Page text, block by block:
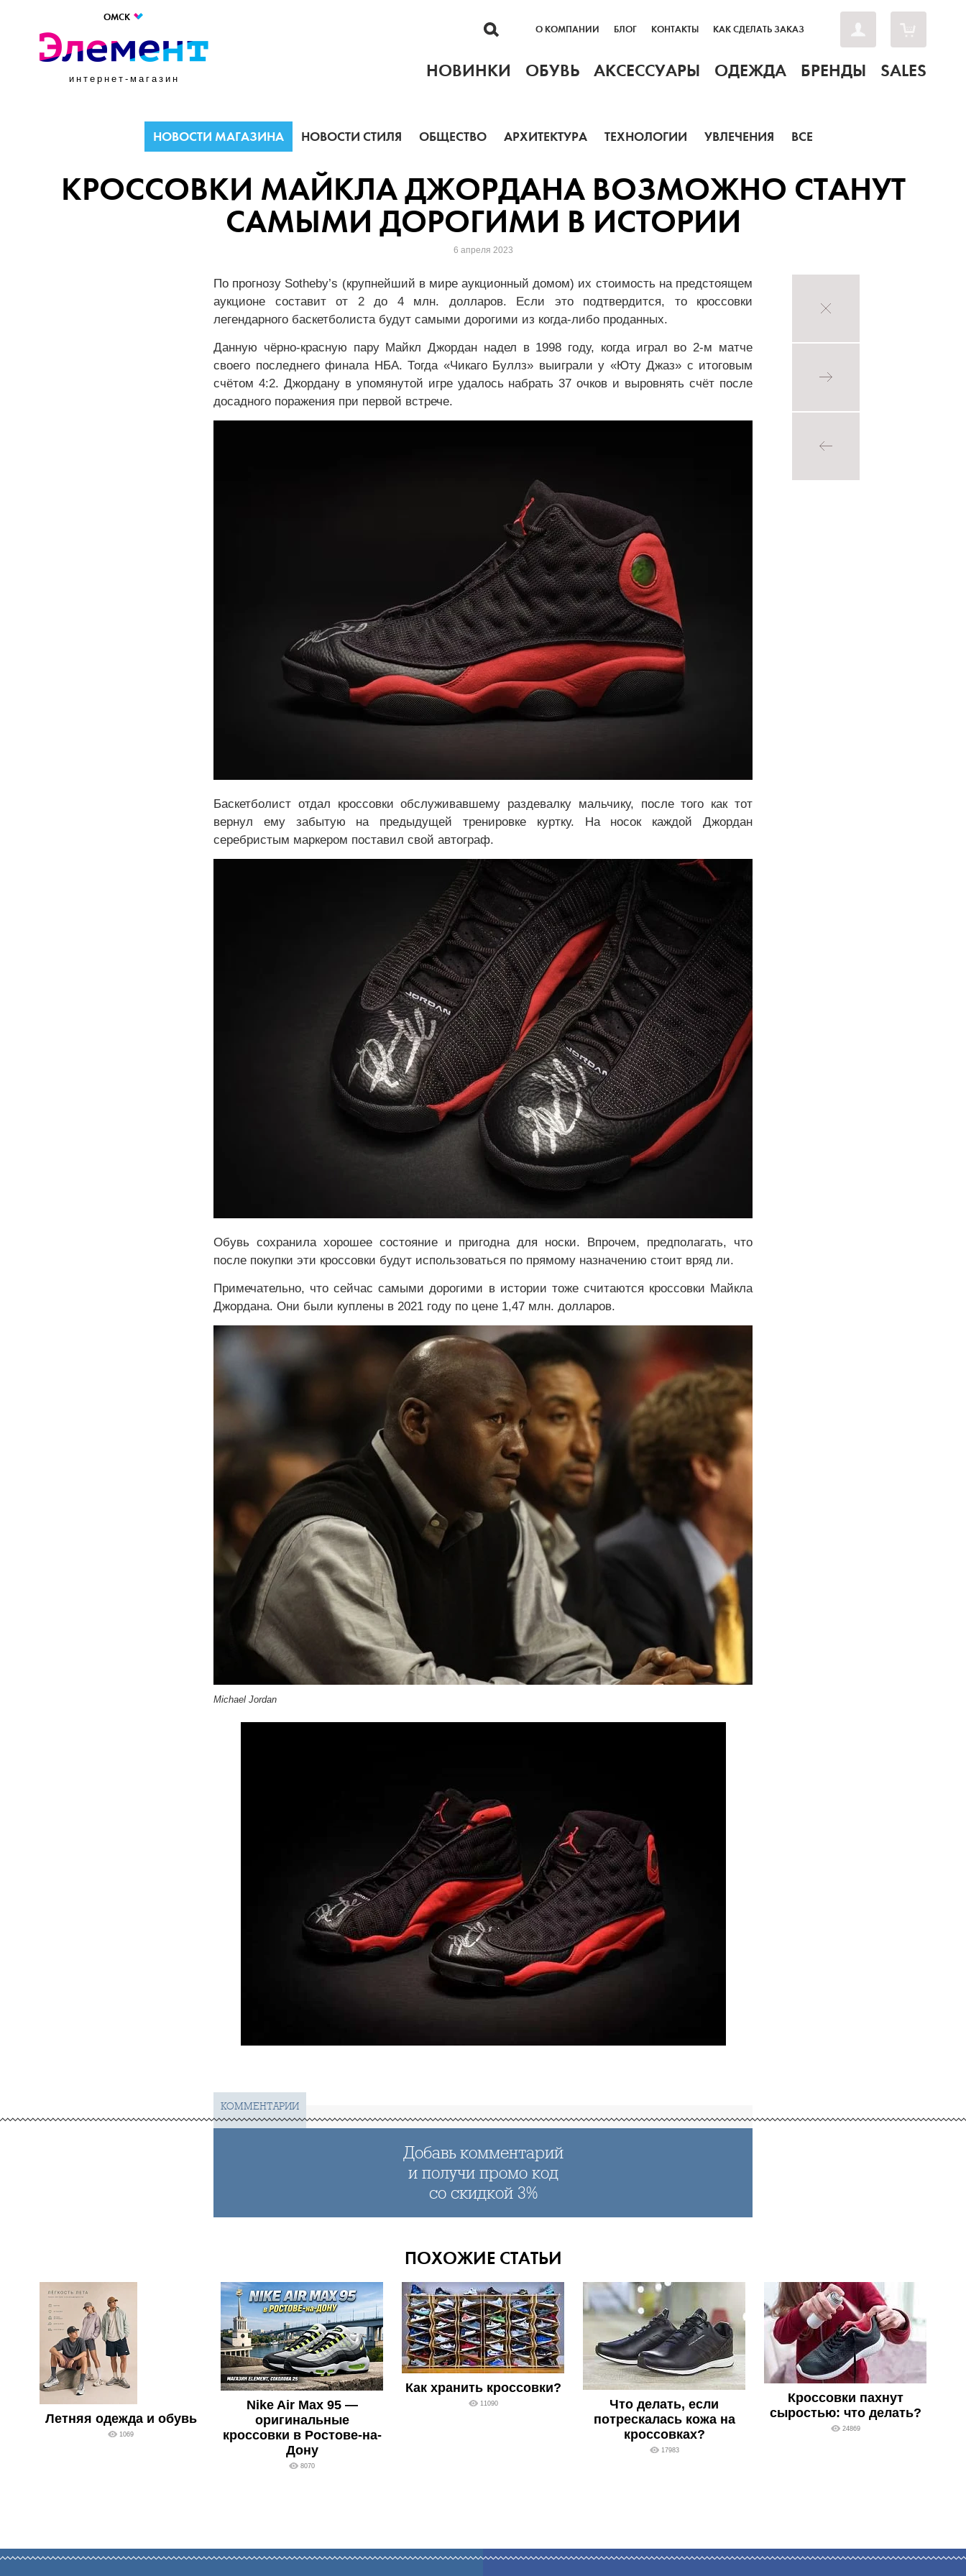
ОМСК
интернет-магазин
О КОМПАНИИ БЛОГ КОНТАКТЫ КАК СДЕЛАТЬ ЗАКАЗ
НОВИНКИ ОБУВЬ АКСЕССУАРЫ ОДЕЖДА БРЕНДЫ SALES
НОВОСТИ МАГАЗИНА НОВОСТИ СТИЛЯ ОБЩЕСТВО АРХИТЕКТУРА ТЕХНОЛОГИИ УВЛЕЧЕНИЯ ВСЕ
КРОССОВКИ МАЙКЛА ДЖОРДАНА ВОЗМОЖНО СТАНУТ
САМЫМИ ДОРОГИМИ В ИСТОРИИ
6 апреля 2023
По прогнозу Sotheby’s (крупнейший в мире аукционный домом) их стоимость на предстоящем
аукционе составит от 2 до 4 млн. долларов. Если это подтвердится, то кроссовки
легендарного баскетболиста будут самыми дорогими из когда-либо проданных.
Данную чёрно-красную пару Майкл Джордан надел в 1998 году, когда играл во 2-м матче
своего последнего финала НБА. Тогда «Чикаго Буллз» выиграли у «Юту Джаз» с итоговым
счётом 4:2. Джордану в упомянутой игре удалось набрать 37 очков и выровнять счёт после
досадного поражения при первой встрече.
Баскетболист отдал кроссовки обслуживавшему раздевалку мальчику, после того как тот
вернул ему забытую на предыдущей тренировке куртку. На носок каждой Джордан
серебристым маркером поставил свой автограф.
Обувь сохранила хорошее состояние и пригодна для носки. Впрочем, предполагать, что
после покупки эти кроссовки будут использоваться по прямому назначению стоит вряд ли.
Примечательно, что сейчас самыми дорогими в истории тоже считаются кроссовки Майкла
Джордана. Они были куплены в 2021 году по цене 1,47 млн. долларов.
Michael Jordan
КОММЕНТАРИИ
Добавь комментарий
и получи промо код
со скидкой 3%
ПОХОЖИЕ СТАТЬИ
Летняя одежда и обувь
1069
Nike Air Max 95 —
оригинальные
кроссовки в Ростове-на-
Дону
8070
Как хранить кроссовки?
11090
Что делать, если
потрескалась кожа на
кроссовках?
17983
Кроссовки пахнут
сыростью: что делать?
24869